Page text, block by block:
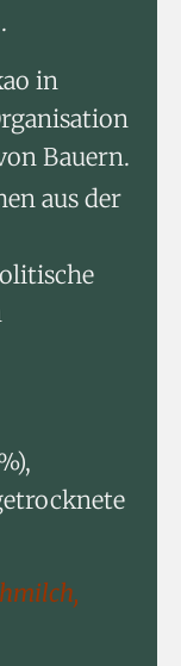
.
in
Bauern.
aus der